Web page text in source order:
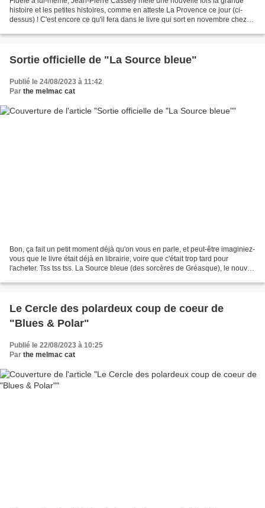
histoire et les petites histoires, comme en atteste La Provence ce jour (ci-
dessus) ! C'est encore ce qu'il fera dans le livre qui sort en novembre chez
Sortie officielle de "La Source bleue"
Publié le 24/08/2023 à 11:42
Par the melmac cat
Bon, ça fait un petit moment déjà qu'on vous en parle, et peut-être imaginiez-
vous que le livre était déjà en librairie, voire que c'était trop tard pour
l'acheter. Tss tss tss. La Source bleue (des sorcères de Gréasque), le nouvel
Le Cercle des polardeux coup de coeur de
"Blues & Polar"
Publié le 22/08/2023 à 10:25
Par the melmac cat